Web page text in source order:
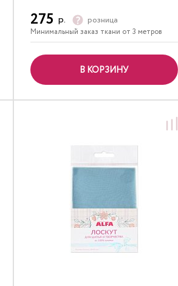
275 р. розница
Минимальный заказ ткани от 3 метров
В КОРЗИНУ